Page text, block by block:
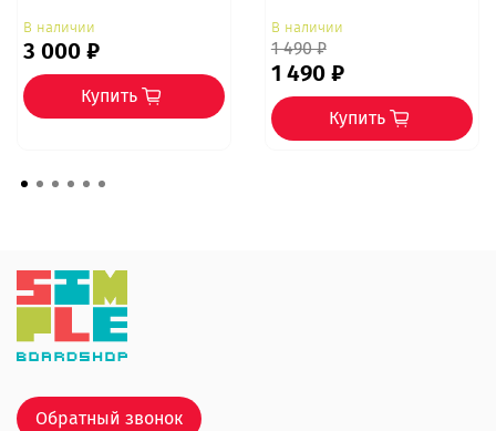
В наличии
3 000 ₽
Купить
В наличии
1 490 ₽
1 490 ₽
Купить
Обратный звонок